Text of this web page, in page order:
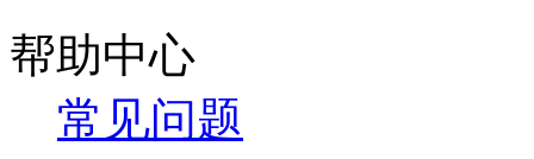
帮助中心
常见问题